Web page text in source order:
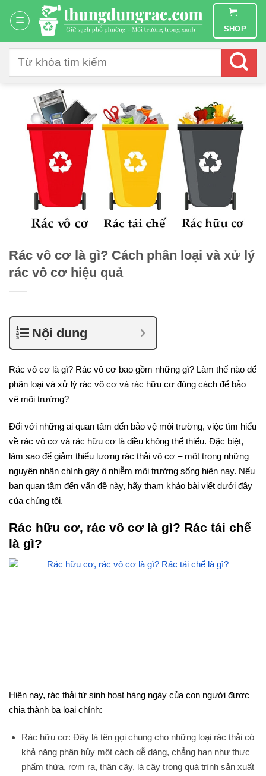
đến
dung
SHOP
kiếm:
Rác vô cơ là gì? Cách phân loại và xử lý
rác vô cơ hiệu quả
Nội dung
Rác vô cơ là gì? Rác vô cơ bao gồm những gì? Làm thế nào để
phân loại và xử lý rác vô cơ và rác hữu cơ đúng cách để bảo
vệ môi trường?
Đối với những ai quan tâm đến bảo vệ môi trường, việc tìm hiểu
về rác vô cơ và rác hữu cơ là điều không thể thiếu. Đặc biệt,
làm sao để giảm thiểu lượng rác thải vô cơ – một trong những
nguyên nhân chính gây ô nhiễm môi trường sống hiện nay. Nếu
bạn quan tâm đến vấn đề này, hãy tham khảo bài viết dưới đây
của chúng tôi.
Rác hữu cơ, rác vô cơ là gì? Rác tái chế
là gì?
Hiện nay, rác thải từ sinh hoạt hàng ngày của con người được
chia thành ba loại chính:
Rác hữu cơ: Đây là tên gọi chung cho những loại rác thải có
khả năng phân hủy một cách dễ dàng, chẳng hạn như thực
phẩm thừa, rơm rạ, thân cây, lá cây trong quá trình sản xuất